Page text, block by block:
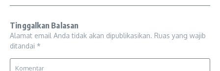
Tinggalkan Balasan
Alamat email Anda tidak akan dipublikasikan. Ruas yang wajib
ditandai *